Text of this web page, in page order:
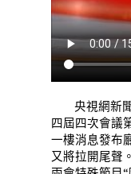
央視網新
四屆四次會議
一樓消息發布
又將拉開尾聲